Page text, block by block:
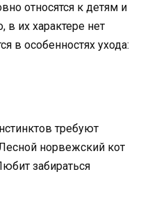
относятся к детям и
их характере нет
в особенностях ухода:
требуют
норвежский кот
забираться